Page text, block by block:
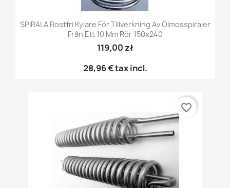
SPIRALA Rostfri Kylare För Tillverkning Av Ölmosspiraler
Från Ett 10 Mm Rör 150x240
119,00 zł
28,96 €tax incl.
favorite_border